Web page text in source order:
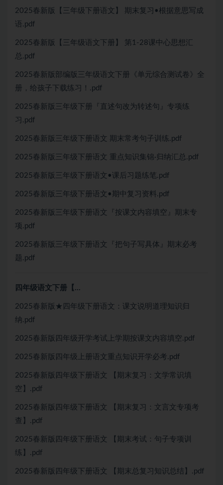
2025春新版【三年级下册语文】 期末复习•根据意思写成
语.pdf
2025春新版【三年级语文下册】 第1-28课中心思想汇
总.pdf
2025春新版部编版三年级语文下册《单元综合测试卷》全
册，给孩子下载练习！.pdf
2025春新版三年级下册『直述句改为转述句』专项练
习.pdf
2025春新版三年级下册语文 期末常考句子训练.pdf
2025春新版三年级下册语文 重点知识集锦·归纳汇总.pdf
2025春新版三年级下册语文•课后习题练笔.pdf
2025春新版三年级下册语文•期中复习资料.pdf
2025春新版三年级下册语文『按课文内容填空』期末专
项.pdf
2025春新版三年级下册语文『把句子写具体』期末必考
题.pdf
四年级语文下册【…
2025春新版★四年级下册语文：课文说明道理知识归
纳.pdf
2025春新版四年级开学考试上学期按课文内容填空.pdf
2025春新版四年级上册语文重点知识开学必考.pdf
2025春新版四年级下册语文 【期末复习：文学常识填
空】.pdf
2025春新版四年级下册语文 【期末复习：文言文专项考
查】.pdf
2025春新版四年级下册语文 【期末考试：句子专项训
练】.pdf
2025春新版四年级下册语文 【期末总复习知识总结】.pdf